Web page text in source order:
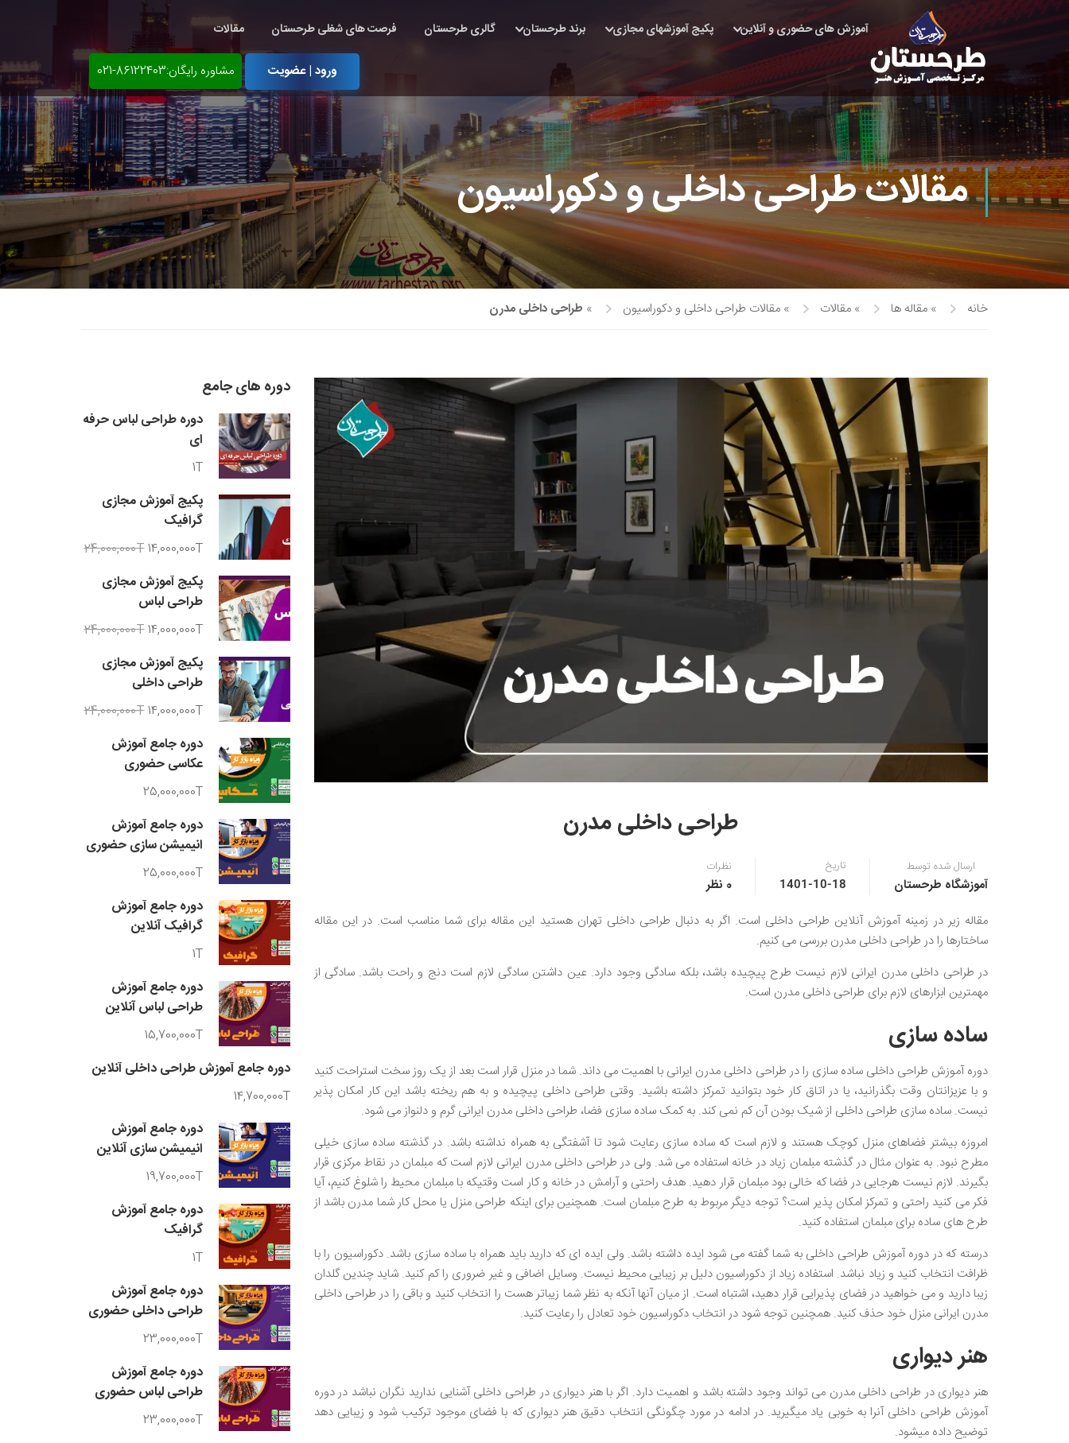
آموزش های حضوری و آنلاین پکیج آموزشهای مجازی برند طرحستان گالری طرحستان فرصت های شغلی طرحستان مقالات
ورود | عضویت مشاوره رایگان:86122403-021
مقالات طراحی داخلی و دکوراسیون
خانه » مقاله ها » مقالات » مقالات طراحی داخلی و دکوراسیون » طراحی داخلی مدرن
طراحی داخلی مدرن
ارسال شده توسط
آموزشگاه طرحستان
تاریخ
1401-10-18
نظرات
0 نظر
مقاله زیر در زمینه آموزش آنلاین طراحی داخلی است. اگر به دنبال طراحی داخلی تهران هستید این مقاله برای شما مناسب است. در این مقاله
ساختارها را در طراحی داخلی مدرن بررسی می کنیم.
در طراحی داخلی مدرن ایرانی لازم نیست طرح پیچیده باشد، بلکه سادگی وجود دارد. عین داشتن سادگی لازم است دنج و راحت باشد. سادگی از
مهمترین ابزارهای لازم برای طراحی داخلی مدرن است.
ساده سازی
دوره آموزش طراحی داخلی ساده سازی را در طراحی داخلی مدرن ایرانی با اهمیت می داند. شما در منزل قرار است بعد از یک روز سخت استراحت کنید
و با عزیزانتان وقت بگذرانید، یا در اتاق کار خود بتوانید تمرکز داشته باشید. وقتی طراحی داخلی پیچیده و به هم ریخته باشد این کار امکان پذیر
نیست. ساده سازی طراحی داخلی از شیک بودن آن کم نمی کند. به کمک ساده سازی فضا، طراحی داخلی مدرن ایرانی گرم و دلنواز می شود.
امروزه بیشتر فضاهای منزل کوچک هستند و لازم است که ساده سازی رعایت شود تا آشفتگی به همراه نداشته باشد. در گذشته ساده سازی خیلی
مطرح نبود. به عنوان مثال در گذشته مبلمان زیاد در خانه استفاده می شد. ولی در طراحی داخلی مدرن ایرانی لازم است که مبلمان در نقاط مرکزی قرار
بگیرند. لازم نیست هرجایی در فضا که خالی بود مبلمان قرار دهید. هدف راحتی و آرامش در خانه و کار است وقتیکه با مبلمان محیط را شلوغ کنیم، آیا
فکر می کنید راحتی و تمرکز امکان پذیر است؟ توجه دیگر مربوط به طرح مبلمان است. همچنین برای اینکه طراحی منزل یا محل کار شما مدرن باشد از
طرح های ساده برای مبلمان استفاده کنید.
درسته که در دوره آموزش طراحی داخلی به شما گفته می شود ایده داشته باشد. ولی ایده ای که دارید باید همراه با ساده سازی باشد. دکوراسیون را با
ظرافت انتخاب کنید و زیاد نباشد. استفاده زیاد از دکوراسیون دلیل بر زیبایی محیط نیست. وسایل اضافی و غیر ضروری را کم کنید. شاید چندین گلدان
زیبا دارید و می خواهید در فضای پذیرایی قرار دهید، اشتباه است. از میان آنها آنکه به نظر شما زیباتر هست را انتخاب کنید و باقی را در طراحی داخلی
مدرن ایرانی منزل خود حذف کنید. همچنین توجه شود در انتخاب دکوراسیون خود تعادل را رعایت کنید.
هنر دیواری
هنر دیواری در طراحی داخلی مدرن می تواند وجود داشته باشد و اهمیت دارد. اگر با هنر دیواری در طراحی داخلی آشنایی ندارید نگران نباشد در دوره
آموزش طراحی داخلی آنرا به خوبی یاد میگیرید. در ادامه در مورد چگونگی انتخاب دقیق هنر دیواری که با فضای موجود ترکیب شود و زیبایی دهد
توضیح داده میشود.
دوره های جامع
دوره طراحی لباس حرفه
ای
1T
پکیج آموزش مجازی
گرافیک
24,000,000T14,000,000T
پکیج آموزش مجازی
طراحی لباس
24,000,000T14,000,000T
پکیج آموزش مجازی
طراحی داخلی
24,000,000T14,000,000T
دوره جامع آموزش
عکاسی حضوری
25,000,000T
دوره جامع آموزش
انیمیشن سازی حضوری
25,000,000T
دوره جامع آموزش
گرافیک آنلاین
1T
دوره جامع آموزش
طراحی لباس آنلاین
15,700,000T
دوره جامع آموزش طراحی داخلی آنلاین
14,700,000T
دوره جامع آموزش
انیمیشن سازی آنلاین
19,700,000T
دوره جامع آموزش
گرافیک
1T
دوره جامع آموزش
طراحی داخلی حضوری
23,000,000T
دوره جامع آموزش
طراحی لباس حضوری
23,000,000T